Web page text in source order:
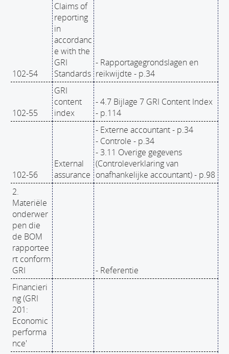
102-54
Claims of
reporting
in
accordanc
e with the
GRI
Standards
- Rapportagegrondslagen en
reikwijdte - p.34
102-55
GRI
content
index
- 4.7 Bijlage 7 GRI Content Index
- p.114
102-56
External
assurance
- Externe accountant - p.34
- Controle - p.34
- 3.11 Overige gegevens
(Controleverklaring van
onafhankelijke accountant) - p.98
2.
Materiële
onderwer
pen die
de BOM
rapportee
rt conform
GRI
- Referentie
Financieri
ng (GRI
201:
Economic
performa
nce'